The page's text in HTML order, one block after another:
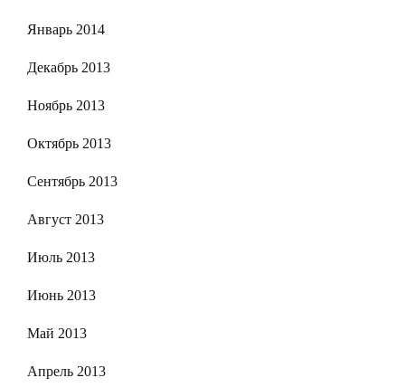
Январь 2014
Декабрь 2013
Ноябрь 2013
Октябрь 2013
Сентябрь 2013
Август 2013
Июль 2013
Июнь 2013
Май 2013
Апрель 2013